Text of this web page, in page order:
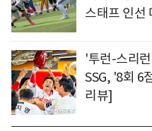
스태프 인선
'투런-스리
SSG, '8회 6
리뷰]